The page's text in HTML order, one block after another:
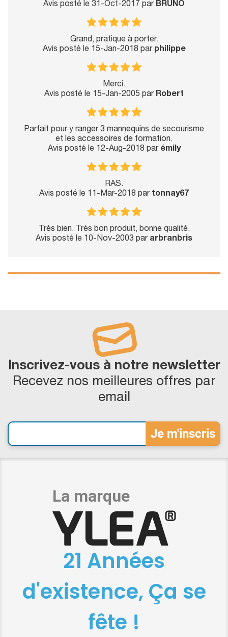
Avis posté le 31-Oct-2017 par BRUNO
Grand, pratique à porter.
Avis posté le 15-Jan-2018 par philippe
Merci.
Avis posté le 15-Jan-2005 par Robert
Parfait pour y ranger 3 mannequins de secourisme
et les accessoires de formation.
Avis posté le 12-Aug-2018 par émily
RAS.
Avis posté le 11-Mar-2018 par tonnay67
Très bien. Très bon produit, bonne qualité.
Avis posté le 10-Nov-2003 par arbranbris
Inscrivez-vous à notre newsletter
Recevez nos meilleures offres par
email
21 Années
d'existence, Ça se
fête !